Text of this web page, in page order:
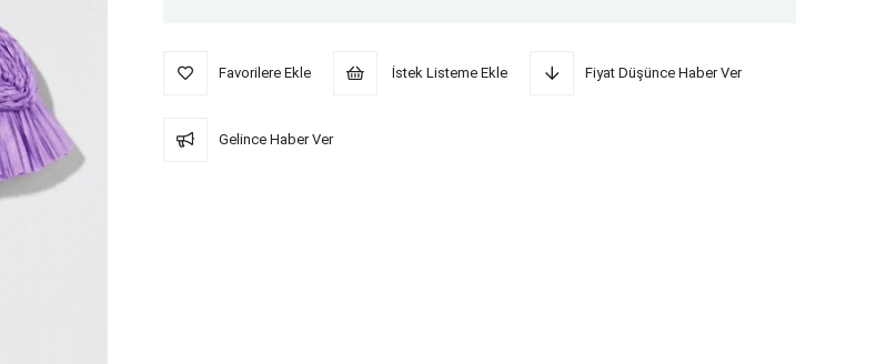
Favorilere Ekle İstek Listeme Ekle Fiyat Düşünce Haber Ver
Gelince Haber Ver